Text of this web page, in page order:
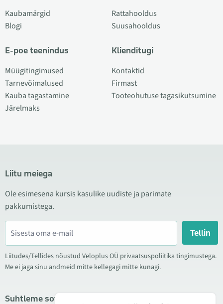
Kaubamärgid
Blogi
E-poe teenindus
Müügitingimused
Tarnevõimalused
Kauba tagastamine
Järelmaks
Rattahooldus
Suusahooldus
Klienditugi
Kontaktid
Firmast
Tooteohutuse tagasikutsumine
Liitu meiega
Ole esimesena kursis kasulike uudiste ja parimate
pakkumistega.
Tellin
Liitudes/Tellides nõustud Veloplus OÜ privaatsuspoliitika tingimustega.
Me ei jaga sinu andmeid mitte kellegagi mitte kunagi.
Suhtleme sotsiaalmeedias